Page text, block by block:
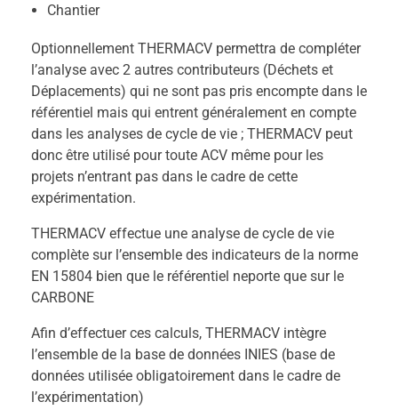
Chantier
Optionnellement THERMACV permettra de compléter
l’analyse avec 2 autres contributeurs (Déchets et
Déplacements) qui ne sont pas pris encompte dans le
référentiel mais qui entrent généralement en compte
dans les analyses de cycle de vie ; THERMACV peut
donc être utilisé pour toute ACV même pour les
projets n’entrant pas dans le cadre de cette
expérimentation.
THERMACV effectue une analyse de cycle de vie
complète sur l’ensemble des indicateurs de la norme
EN 15804 bien que le référentiel neporte que sur le
CARBONE
Afin d’effectuer ces calculs, THERMACV intègre
l’ensemble de la base de données INIES (base de
données utilisée obligatoirement dans le cadre de
l’expérimentation)